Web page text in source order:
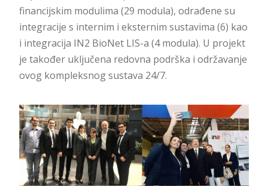
financijskim modulima (29 modula), odrađene su
integracije s internim i eksternim sustavima (6) kao
i integracija IN2 BioNet LIS-a (4 modula). U projekt
je također uključena redovna podrška i održavanje
ovog kompleksnog sustava 24/7.